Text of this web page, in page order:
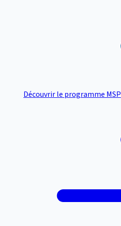
Découvrir le programme MSP